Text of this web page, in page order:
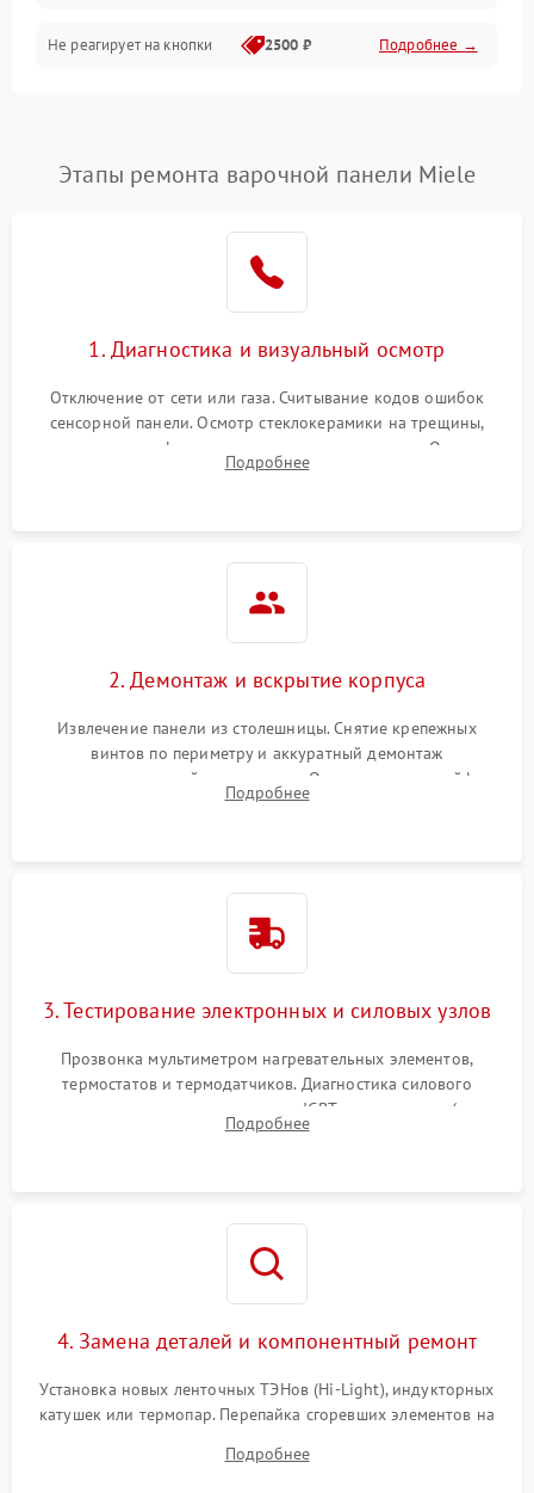
Не реагирует на кнопки 2500 ₽ Подробнее →
Этапы ремонта варочной панели Miele
1. Диагностика и визуальный осмотр
Отключение от сети или газа. Считывание кодов ошибок
сенсорной панели. Осмотр стеклокерамики на трещины,
проверка конфорок на равномерность нагрева. Опрос
клиента о симптомах (не включается, не видит посуду,
Подробнее
2. Демонтаж и вскрытие корпуса
Извлечение панели из столешницы. Снятие крепежных
винтов по периметру и аккуратный демонтаж
стеклокерамической поверхности. Отсоединение шлейфов
сенсорного блока для доступа к силовым платам, катушкам
Подробнее
3. Тестирование электронных и силовых узлов
Прозвонка мультиметром нагревательных элементов,
термостатов и термодатчиков. Диагностика силового
модуля, реле, диодных мостов и IGBT-транзисторов (для
индукции). Проверка кранов и газ-контроля (для газовых
Подробнее
4. Замена деталей и компонентный ремонт
Установка новых ленточных ТЭНов (Hi-Light), индукторных
катушек или термопар. Перепайка сгоревших элементов на
дорожек. Очистка контактов и замена поврежденной
Подробнее